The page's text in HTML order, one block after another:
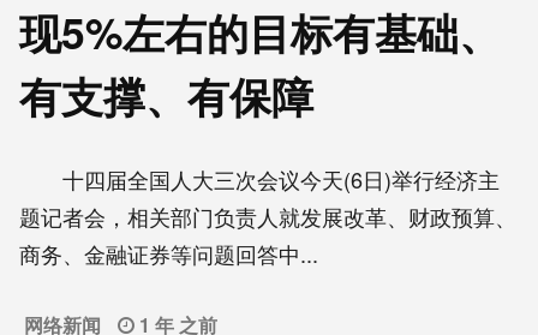
现5%左右的目标有基础、
有支撑、有保障
十四届全国人大三次会议今天(6日)举行经济主
题记者会，相关部门负责人就发展改革、财政预算、
商务、金融证券等问题回答中...
网络新闻 1 年 之前